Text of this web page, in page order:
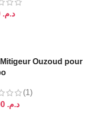
د.م.
Ouzoud pour
(1)
د.م.